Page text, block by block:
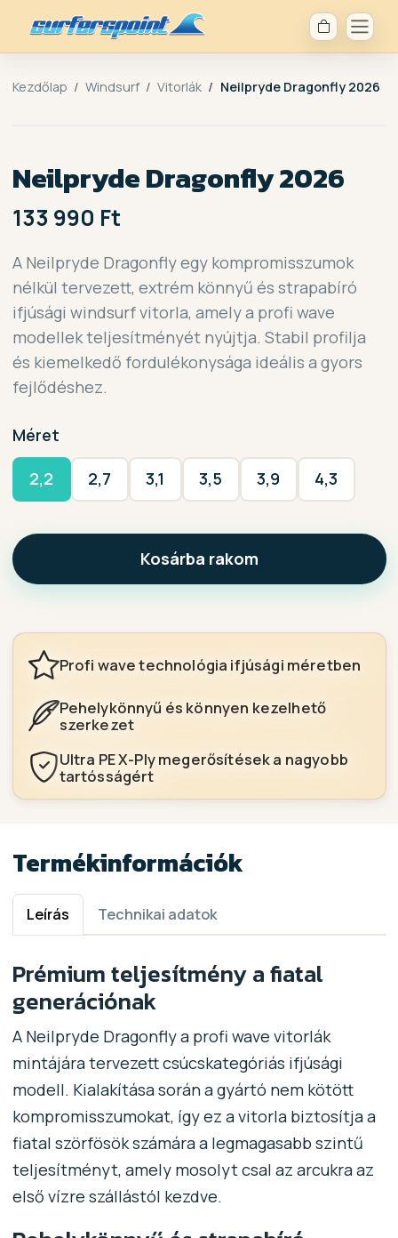
Kezdőlap Windsurf Vitorlák Neilpryde Dragonfly 2026
Neilpryde Dragonfly 2026
133 990 Ft
A Neilpryde Dragonfly egy kompromisszumok
nélkül tervezett, extrém könnyű és strapabíró
ifjúsági windsurf vitorla, amely a profi wave
modellek teljesítményét nyújtja. Stabil profilja
és kiemelkedő fordulékonysága ideális a gyors
fejlődéshez.
Méret
2,2 2,7 3,1 3,5 3,9 4,3
Kosárba rakom
Profi wave technológia ifjúsági méretben
Pehelykönnyű és könnyen kezelhető
szerkezet
Ultra PE X-Ply megerősítések a nagyobb
tartósságért
Termékinformációk
Leírás Technikai adatok
Prémium teljesítmény a fiatal
generációnak
A Neilpryde Dragonfly a profi wave vitorlák
mintájára tervezett csúcskategóriás ifjúsági
modell. Kialakítása során a gyártó nem kötött
kompromisszumokat, így ez a vitorla biztosítja a
fiatal szörfösök számára a legmagasabb szintű
teljesítményt, amely mosolyt csal az arcukra az
első vízre szállástól kezdve.